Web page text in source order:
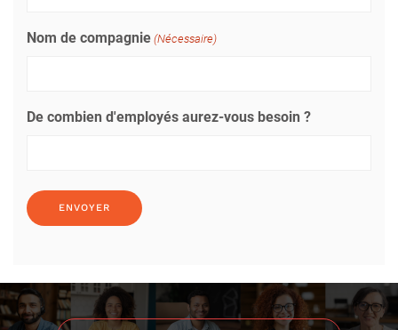
Nom de compagnie (Nécessaire)
De combien d'employés aurez-vous besoin ?